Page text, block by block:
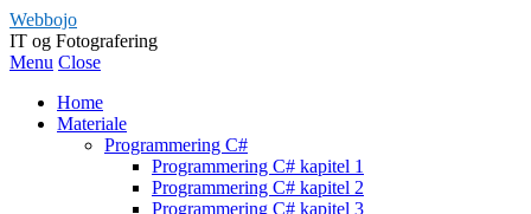
Webbojo
IT og Fotografering
Menu Close
Home
Materiale
Programmering C#
Programmering C# kapitel 1
Programmering C# kapitel 2
Programmering C# kapitel 3